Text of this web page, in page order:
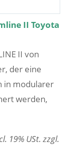
II Toyota
II von
der eine
in modularer
werden,
19% USt. zzgl.